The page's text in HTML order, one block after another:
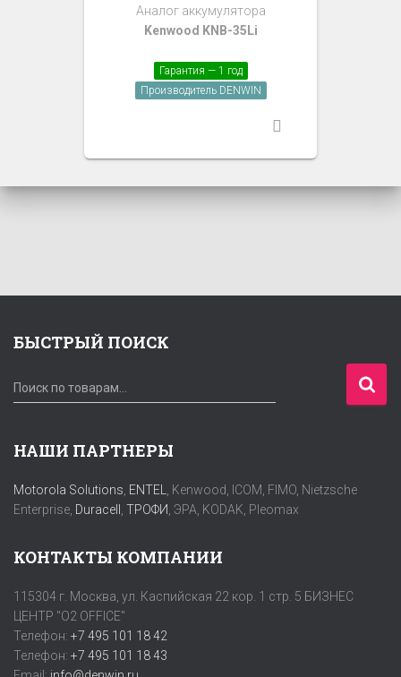
Аналог аккумулятора
Kenwood KNB-35Li
Гарантия — 1 год
Производитель DENWIN
БЫСТРЫЙ ПОИСК
И
с
т
:
Поиск по товарам…
НАШИ ПАРТНЕРЫ
Motorola Solutions ENTEL
, Kenwood, ICOM, FIMO, Nietzsche
Enterprise, Duracell ТРОФИ , ЭРА, KODAK, Pleomax
КОНТАКТЫ КОМПАНИИ
115304 г. Москва, ул. Каспийская 22 кор. 1 стр. 5 БИЗНЕС
ЦЕНТР "O2 OFFICE"
Телефон: +7 495 101 18 42
Телефон: +7 495 101 18 43